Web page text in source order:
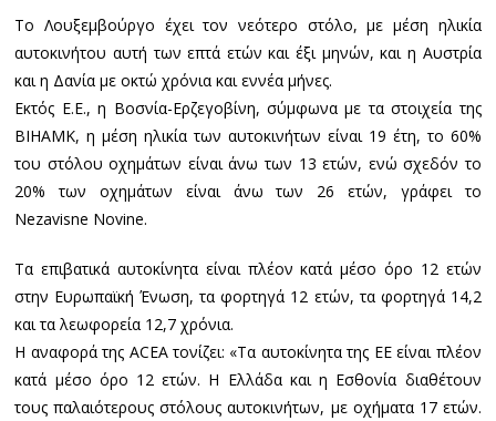
Το Λουξεμβούργο έχει τον νεότερο στόλο, με μέση ηλικία
αυτοκινήτου αυτή των επτά ετών και έξι μηνών, και η Αυστρία
και η Δανία με οκτώ χρόνια και εννέα μήνες.
Εκτός Ε.Ε., η Βοσνία-Ερζεγοβίνη, σύμφωνα με τα στοιχεία της
BIHAMK, η μέση ηλικία των αυτοκινήτων είναι 19 έτη, το 60%
του στόλου οχημάτων είναι άνω των 13 ετών, ενώ σχεδόν το
20% των οχημάτων είναι άνω των 26 ετών, γράφει το
Nezavisne Novine.
Τα επιβατικά αυτοκίνητα είναι πλέον κατά μέσο όρο 12 ετών
στην Ευρωπαϊκή Ένωση, τα φορτηγά 12 ετών, τα φορτηγά 14,2
και τα λεωφορεία 12,7 χρόνια.
Η αναφορά της ACEA τονίζει: «Τα αυτοκίνητα της ΕΕ είναι πλέον
κατά μέσο όρο 12 ετών. Η Ελλάδα και η Εσθονία διαθέτουν
τους παλαιότερους στόλους αυτοκινήτων, με οχήματα 17 ετών.